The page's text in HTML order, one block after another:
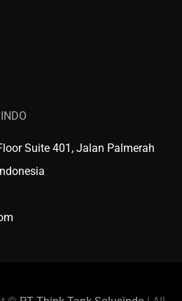
Suite 401, Jalan Palmerah